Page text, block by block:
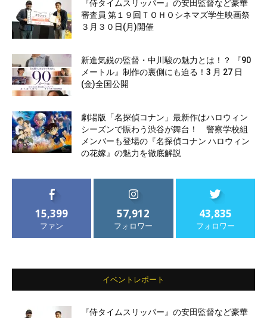
『侍タイムスリッパー』の安田監督など豪華
審査員 第１９回ＴＯＨＯシネマズ学生映画祭
３月３０日(月)開催
新進気鋭の監督・中川駿の魅力とは！？ 『90
メートル』制作の裏側にも迫る！3 月 27 日
(金)全国公開
劇場版「名探偵コナン」最新作はハロウィン
シーズンで賑わう渋谷が舞台！ 警察学校組
メンバーも登場の『名探偵コナン ハロウィン
の花嫁』の魅力を徹底解説
15,399
ファン
57,912
フォロワー
43,835
フォロワー
イベントレポート
『侍タイムスリッパー』の安田監督など豪華